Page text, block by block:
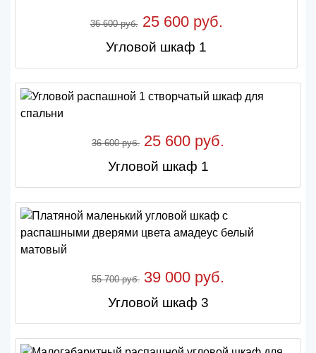
36 600 руб.25 600 руб.
Угловой шкаф 1
36 600 руб. 25 600 руб.
Угловой шкаф 1
55 700 руб. 39 000 руб.
Угловой шкаф 3